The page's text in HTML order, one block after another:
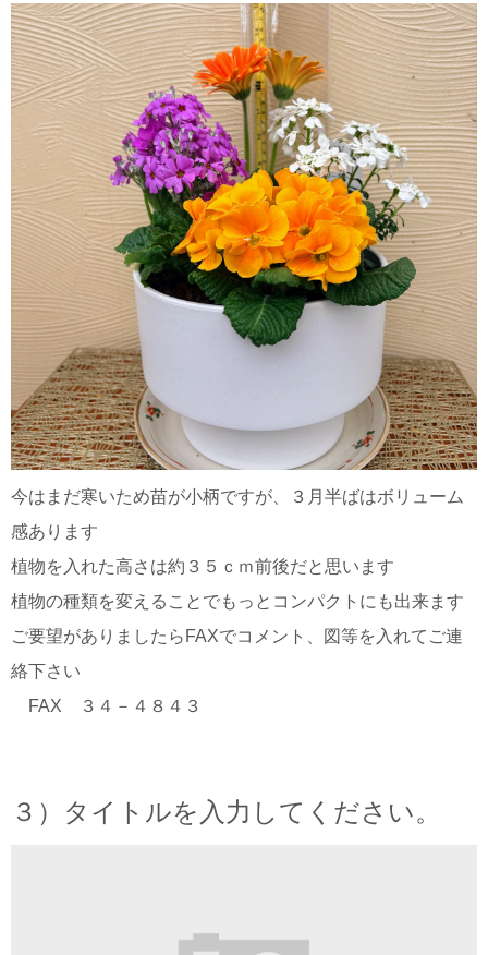
今はまだ寒いため苗が小柄ですが、３月半ばはボリューム
感あります
植物を入れた高さは約３５ｃｍ前後だと思います
植物の種類を変えることでもっとコンパクトにも出来ます
ご要望がありましたらFAXでコメント、図等を入れてご連
絡下さい
FAX ３４－４８４３
３）タイトルを入力してください。